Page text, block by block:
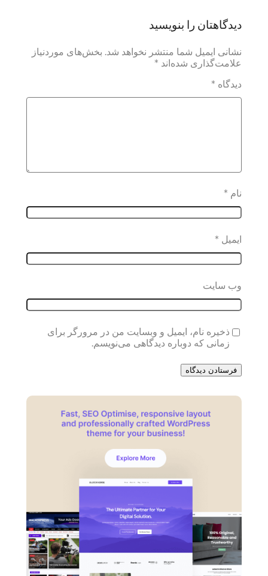
دیدگاهتان را بنویسید
نشانی ایمیل شما منتشر نخواهد شد. بخش‌های موردنیاز
علامت‌گذاری شده‌اند *
دیدگاه *
نام *
ایمیل *
وب‌ سایت
ذخیره نام، ایمیل و وبسایت من در مرورگر برای
زمانی که دوباره دیدگاهی می‌نویسم.